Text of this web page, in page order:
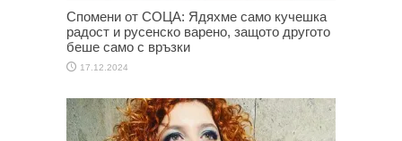
Спомени от СОЦА: Ядяхме само кучешка
радост и русенско варено, защото другото
беше само с връзки
17.12.2024